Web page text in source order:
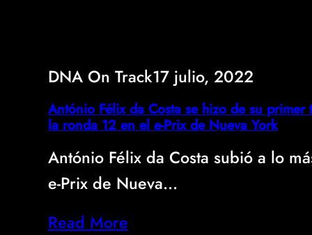
DNA On Track17 julio, 2022
António Félix da Costa se hizo de su
la ronda 12 en el e-Prix de Nueva York
António Félix da Costa subió a lo
e-Prix de Nueva…
Read More